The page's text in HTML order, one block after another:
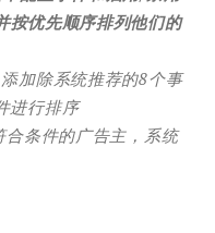
按优先顺序排列他们的
加除系统推荐的8个事
进行排序
合条件的广告主，系统